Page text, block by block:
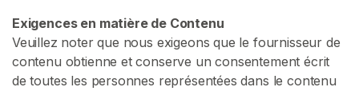
Exigences en matière de Contenu
Veuillez noter que nous exigeons que le fournisseur de
contenu obtienne et conserve un consentement écrit
de toutes les personnes représentées dans le contenu